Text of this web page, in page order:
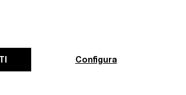
design includes a convenient drawer or
la garanzia
Configura